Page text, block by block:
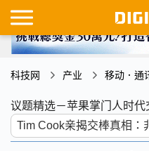
科技网 产业 移动．通
议题精选－苹果掌门人时代